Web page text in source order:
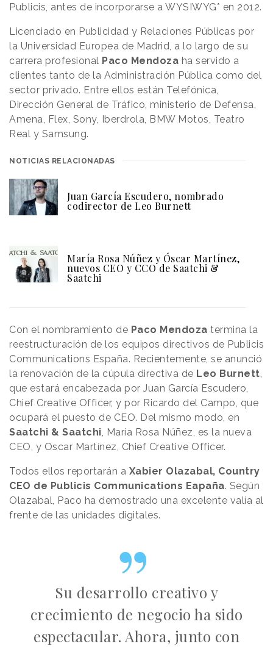
Publicis, antes de incorporarse a WYSIWYG* en 2012.
Licenciado en Publicidad y Relaciones Públicas por
la Universidad Europea de Madrid, a lo largo de su
carrera profesional Paco Mendoza ha servido a
clientes tanto de la Administración Pública como del
sector privado. Entre ellos están Telefónica,
Dirección General de Tráfico, ministerio de Defensa,
Amena, Flex, Sony, Iberdrola, BMW Motos, Teatro
Real y Samsung.
NOTICIAS RELACIONADAS
Juan García Escudero, nombrado
codirector de Leo Burnett
María Rosa Núñez y Óscar Martínez,
nuevos CEO y CCO de Saatchi &
Saatchi
Con el nombramiento de Paco Mendoza termina la
reestructuración de los equipos directivos de Publicis
Communications España. Recientemente, se anunció
la renovación de la cúpula directiva de Leo Burnett,
que estará encabezada por Juan García Escudero,
Chief Creative Officer, y por Ricardo del Campo, que
ocupará el puesto de CEO. Del mismo modo, en
Saatchi & Saatchi, María Rosa Núñez, es la nueva
CEO, y Oscar Martínez, Chief Creative Officer.
Todos ellos reportarán a Xabier Olazabal, Country
CEO de Publicis Communications Eapaña. Según
Olazabal, Paco ha demostrado una excelente valía al
frente de las unidades digitales.
Su desarrollo creativo y
crecimiento de negocio ha sido
espectacular. Ahora, junto con